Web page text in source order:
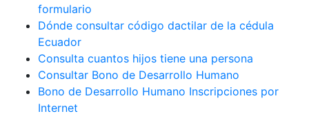
formulario
Dónde consultar código dactilar de la cédula
Ecuador
Consulta cuantos hijos tiene una persona
Consultar Bono de Desarrollo Humano
Bono de Desarrollo Humano Inscripciones por
Internet